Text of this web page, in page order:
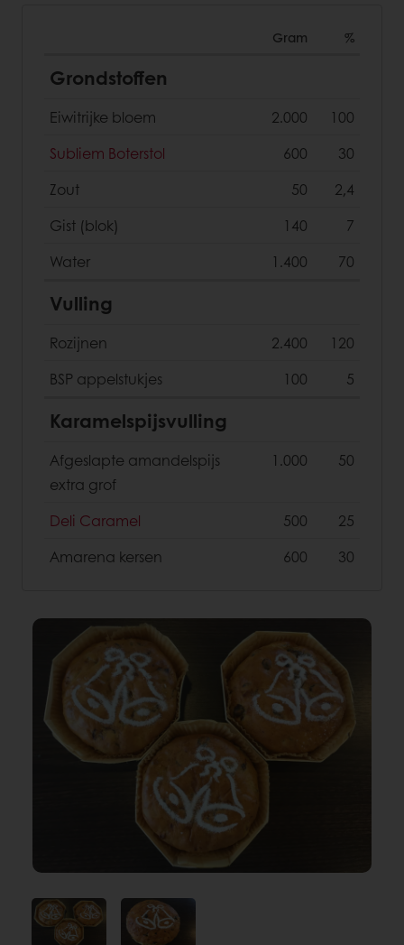
Gram %
Grondstoffen
Eiwitrijke bloem 2.000
100
Subliem Boterstol
600
30
Zout
50
2,4
Gist (blok)
140
7
Water
1.400 70
Vulling
Rozijnen 2.400
120
BSP appelstukjes
100 5
Karamelspijsvulling
Afgeslapte amandelspijs
extra grof
1.000 50
Deli Caramel 500
25
Amarena kersen
600 30